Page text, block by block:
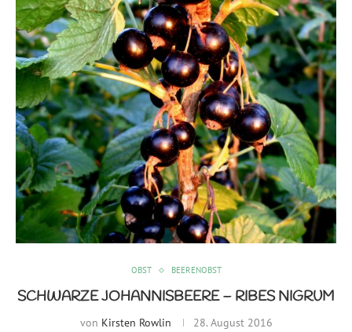
OBST BEERENOBST
SCHWARZE JOHANNISBEERE – RIBES NIGRUM
von Kirsten Rowlin 28. August 2016